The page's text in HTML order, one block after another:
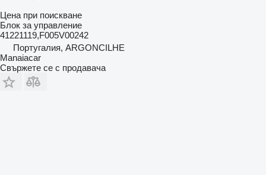
Цена при поискване
Блок за управление
41221119,F005V00242
Португалия, ARGONCILHE
Manaiacar
Свържете се с продавача